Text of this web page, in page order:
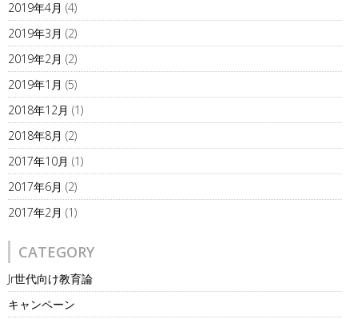
2019年4月 (4)
2019年3月 (2)
2019年2月 (2)
2019年1月 (5)
2018年12月 (1)
2018年8月 (2)
2017年10月 (1)
2017年6月 (2)
2017年2月 (1)
CATEGORY
Jr世代向け教育論
キャンペーン